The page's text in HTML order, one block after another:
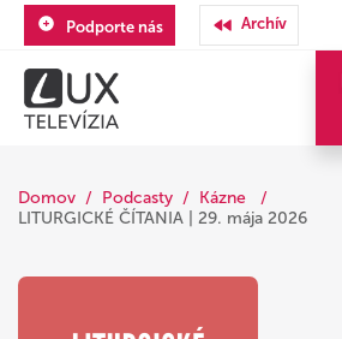
Podporte nás Archív
Domov Podcasty
Kázne
LITURGICKÉ ČÍTANIA | 29. mája 2026